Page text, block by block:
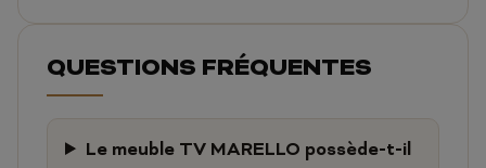
QUESTIONS FRÉQUENTES
Le meuble TV MARELLO possède-t-il